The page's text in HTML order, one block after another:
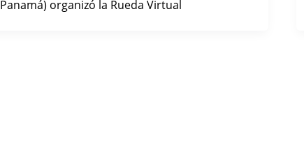
Panamá) organizó la Rueda Virtual